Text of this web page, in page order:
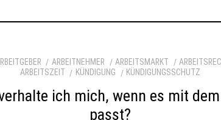
ARBEITNEHMER ARBEITSMARKT
ARBEITSZEIT
KÜNDIGUNG KÜNDIGUNGSSCHUTZ
ich mich, wenn es mit
passt?